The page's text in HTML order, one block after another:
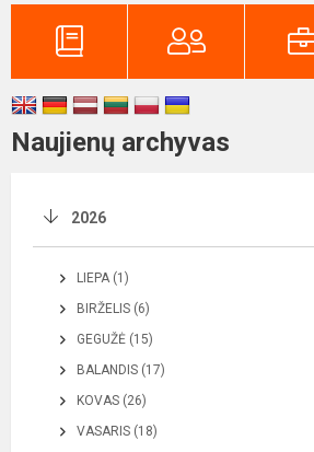
Naujienų archyvas
2026
LIEPA (1)
BIRŽELIS (6)
GEGUŽĖ (15)
BALANDIS (17)
KOVAS (26)
VASARIS (18)